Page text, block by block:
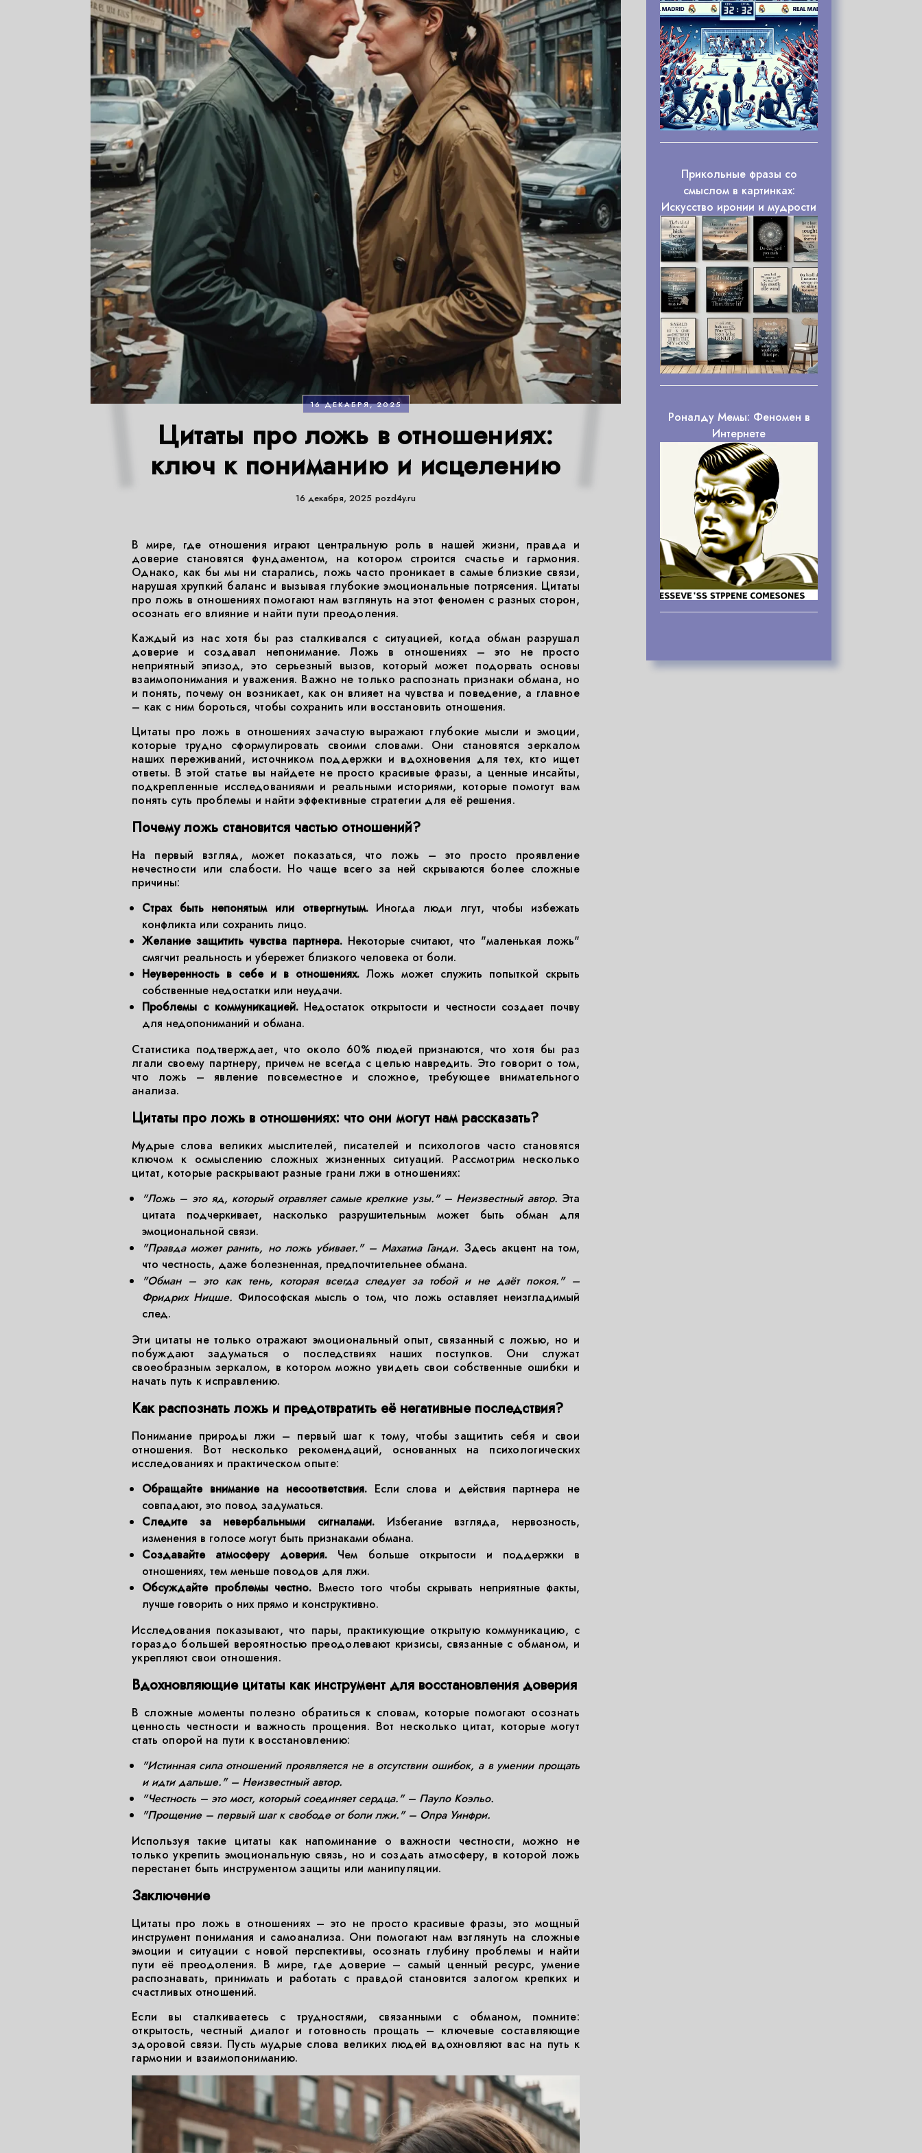
16 ДЕКАБРЯ, 2025
Цитаты про ложь в отношениях:
ключ к пониманию и исцелению
16 декабря, 2025 pozd4y.ru
В мире, где отношения играют центральную роль в нашей жизни, правда и
доверие становятся фундаментом, на котором строится счастье и гармония.
Однако, как бы мы ни старались, ложь часто проникает в самые близкие связи,
нарушая хрупкий баланс и вызывая глубокие эмоциональные потрясения. Цитаты
про ложь в отношениях помогают нам взглянуть на этот феномен с разных сторон,
осознать его влияние и найти пути преодоления.
Каждый из нас хотя бы раз сталкивался с ситуацией, когда обман разрушал
доверие и создавал непонимание. Ложь в отношениях – это не просто
неприятный эпизод, это серьезный вызов, который может подорвать основы
взаимопонимания и уважения. Важно не только распознать признаки обмана, но
и понять, почему он возникает, как он влияет на чувства и поведение, а главное
– как с ним бороться, чтобы сохранить или восстановить отношения.
Цитаты про ложь в отношениях зачастую выражают глубокие мысли и эмоции,
которые трудно сформулировать своими словами. Они становятся зеркалом
наших переживаний, источником поддержки и вдохновения для тех, кто ищет
ответы. В этой статье вы найдете не просто красивые фразы, а ценные инсайты,
подкрепленные исследованиями и реальными историями, которые помогут вам
понять суть проблемы и найти эффективные стратегии для её решения.
Почему ложь становится частью отношений?
На первый взгляд, может показаться, что ложь – это просто проявление
нечестности или слабости. Но чаще всего за ней скрываются более сложные
причины:
Страх быть непонятым или отвергнутым.Иногда люди лгут, чтобы избежать
конфликта или сохранить лицо.
Желание защитить чувства партнера. Некоторые считают, что "маленькая ложь"
смягчит реальность и убережет близкого человека от боли.
Неуверенность в себе и в отношениях. Ложь может служить попыткой скрыть
собственные недостатки или неудачи.
Проблемы с коммуникацией.Недостаток открытости и честности создает почву
для недопониманий и обмана.
Статистика подтверждает, что около 60% людей признаются, что хотя бы раз
лгали своему партнеру, причем не всегда с целью навредить. Это говорит о том,
что ложь – явление повсеместное и сложное, требующее внимательного
анализа.
Цитаты про ложь в отношениях: что они могут нам рассказать?
Мудрые слова великих мыслителей, писателей и психологов часто становятся
ключом к осмыслению сложных жизненных ситуаций. Рассмотрим несколько
цитат, которые раскрывают разные грани лжи в отношениях:
"Ложь – это яд, который отравляет самые крепкие узы." – Неизвестный автор. Эта
цитата подчеркивает, насколько разрушительным может быть обман для
эмоциональной связи.
"Правда может ранить, но ложь убивает." – Махатма Ганди. Здесь акцент на том,
что честность, даже болезненная, предпочтительнее обмана.
"Обман – это как тень, которая всегда следует за тобой и не даёт покоя." –
Фридрих Ницше. Философская мысль о том, что ложь оставляет неизгладимый
след.
Эти цитаты не только отражают эмоциональный опыт, связанный с ложью, но и
побуждают задуматься о последствиях наших поступков. Они служат
своеобразным зеркалом, в котором можно увидеть свои собственные ошибки и
начать путь к исправлению.
Как распознать ложь и предотвратить её негативные последствия?
Понимание природы лжи – первый шаг к тому, чтобы защитить себя и свои
отношения. Вот несколько рекомендаций, основанных на психологических
исследованиях и практическом опыте:
Обращайте внимание на несоответствия. Если слова и действия партнера не
совпадают, это повод задуматься.
Следите за невербальными сигналами. Избегание взгляда, нервозность,
изменения в голосе могут быть признаками обмана.
Создавайте атмосферу доверия. Чем больше открытости и поддержки в
отношениях, тем меньше поводов для лжи.
Обсуждайте проблемы честно. Вместо того чтобы скрывать неприятные факты,
лучше говорить о них прямо и конструктивно.
Исследования показывают, что пары, практикующие открытую коммуникацию, с
гораздо большей вероятностью преодолевают кризисы, связанные с обманом, и
укрепляют свои отношения.
Вдохновляющие цитаты как инструмент для восстановления доверия
В сложные моменты полезно обратиться к словам, которые помогают осознать
ценность честности и важность прощения. Вот несколько цитат, которые могут
стать опорой на пути к восстановлению:
"Истинная сила отношений проявляется не в отсутствии ошибок, а в умении прощать
и идти дальше." – Неизвестный автор.
"Честность – это мост, который соединяет сердца." – Пауло Коэльо.
"Прощение – первый шаг к свободе от боли лжи." – Опра Уинфри.
Используя такие цитаты как напоминание о важности честности, можно не
только укрепить эмоциональную связь, но и создать атмосферу, в которой ложь
перестанет быть инструментом защиты или манипуляции.
Заключение
Цитаты про ложь в отношениях – это не просто красивые фразы, это мощный
инструмент понимания и самоанализа. Они помогают нам взглянуть на сложные
эмоции и ситуации с новой перспективы, осознать глубину проблемы и найти
пути её преодоления. В мире, где доверие – самый ценный ресурс, умение
распознавать, принимать и работать с правдой становится залогом крепких и
счастливых отношений.
Если вы сталкиваетесь с трудностями, связанными с обманом, помните:
открытость, честный диалог и готовность прощать – ключевые составляющие
здоровой связи. Пусть мудрые слова великих людей вдохновляют вас на путь к
гармонии и взаимопониманию.
Прикольные фразы со
смыслом в картинках:
Искусство иронии и мудрости
Роналду Мемы: Феномен в
Интернете